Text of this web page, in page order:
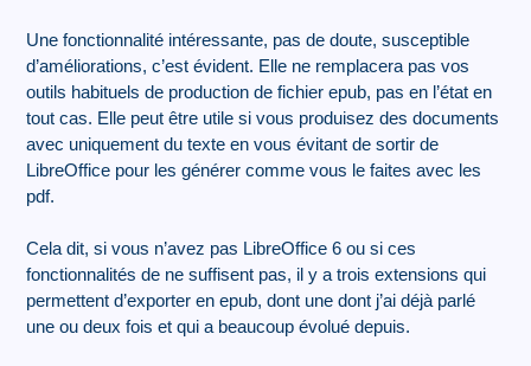
Une fonctionnalité intéressante, pas de doute, susceptible
d’améliorations, c’est évident. Elle ne remplacera pas vos
outils habituels de production de fichier epub, pas en l’état en
tout cas. Elle peut être utile si vous produisez des documents
avec uniquement du texte en vous évitant de sortir de
LibreOffice pour les générer comme vous le faites avec les
pdf.
Cela dit, si vous n’avez pas LibreOffice 6 ou si ces
fonctionnalités de ne suffisent pas, il y a trois extensions qui
permettent d’exporter en epub, dont une dont j’ai déjà parlé
une ou deux fois et qui a beaucoup évolué depuis.